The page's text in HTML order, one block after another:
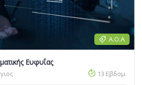
Α.Ο.Α
Ευφυΐας
13 Εβδομ.